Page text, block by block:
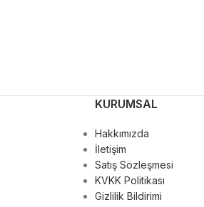
KURUMSAL
Hakkımızda
İletişim
Satış Sözleşmesi
KVKK Politikası
Gizlilik Bildirimi